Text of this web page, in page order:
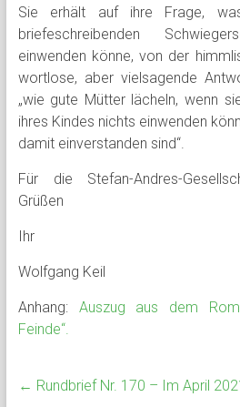
Sie erhält auf ihre Frage,
briefeschreibenden
einwenden könne, von der
wortlose, aber vielsagende
„wie gute Mütter lächeln, wenn
ihres Kindes nichts einwenden
damit einverstanden sind“.
Für die Stefan-Andres-
Grüßen
Ihr
Wolfgang Keil
Anhang: Auszug aus dem
Feinde“.
← Rundbrief Nr. 170 – Im April